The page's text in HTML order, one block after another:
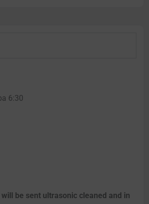
6:30
be sent ultrasonic cleaned and in